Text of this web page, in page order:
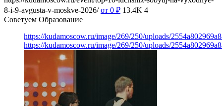
8-i-9-avgusta-v-moskve-2026/ от 0 ₽ 13.4K 4
Советуем Образование
https://kudamoscow.ru/image/269/250/uploads/
https://kudamoscow.ru/image/269/250/uploads/